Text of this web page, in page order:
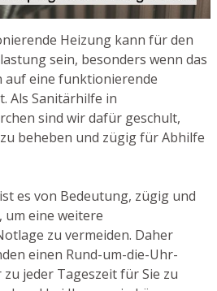
Heizung kann für den
sein, besonders wenn das
auf eine funktionierende
Als Sanitärhilfe in
sind wir dafür geschult,
beheben und zügig für Abhilfe
es von Bedeutung, zügig und
um eine weitere
zu vermeiden. Daher
einen Rund-um-die-Uhr-
jeder Tageszeit für Sie zu